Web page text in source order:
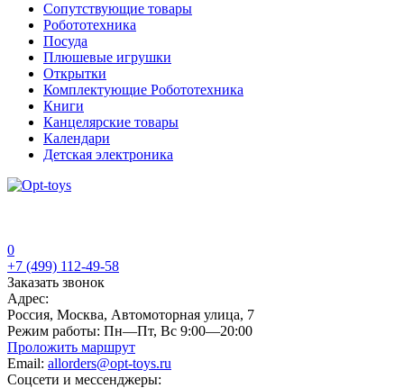
Сопутствующие товары
Робототехника
Посуда
Плюшевые игрушки
Открытки
Комплектующие Робототехника
Книги
Канцелярские товары
Календари
Детская электроника
0
+7 (499) 112-49-58
Заказать звонок
Адрес:
Россия, Москва, Автомоторная улица, 7
Режим работы: Пн—Пт, Вс 9:00—20:00
Проложить маршрут
Email: allorders@opt-toys.ru
Соцсети и мессенджеры: